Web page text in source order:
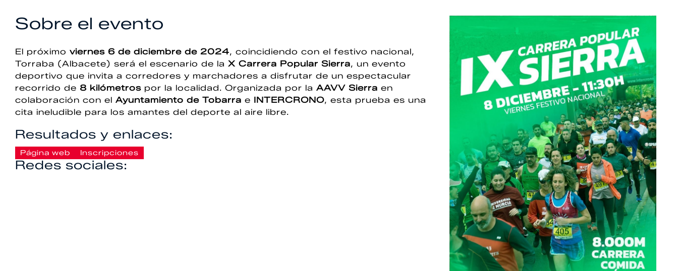
Sobre el evento
El próximo viernes 6 de diciembre de 2024, coincidiendo con el festivo nacional,
Torraba (Albacete) será el escenario de la X Carrera Popular Sierra, un evento
deportivo que invita a corredores y marchadores a disfrutar de un espectacular
recorrido de 8 kilómetros por la localidad. Organizada por la AAVV Sierra en
colaboración con el Ayuntamiento de Tobarra e INTERCRONO, esta prueba es una
cita ineludible para los amantes del deporte al aire libre.
Resultados y enlaces:
Página web Inscripciones
Redes sociales: